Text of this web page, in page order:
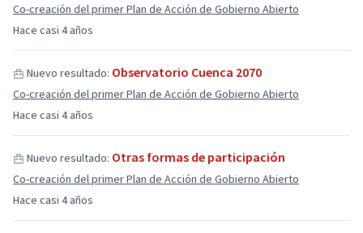
Hace casi 4 años
Co-creación del primer Plan de Acción de Gobierno Abierto
Hace casi 4 años
Nuevo resultado: Observatorio Cuenca 2070
Co-creación del primer Plan de Acción de Gobierno Abierto
Hace casi 4 años
Nuevo resultado: Otras formas de participación
Co-creación del primer Plan de Acción de Gobierno Abierto